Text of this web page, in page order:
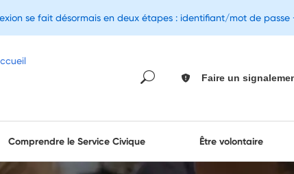
Faire un
Comprendre le Service Civique Être volontaire
se fait désormais en deux étapes : identifiant/mot de